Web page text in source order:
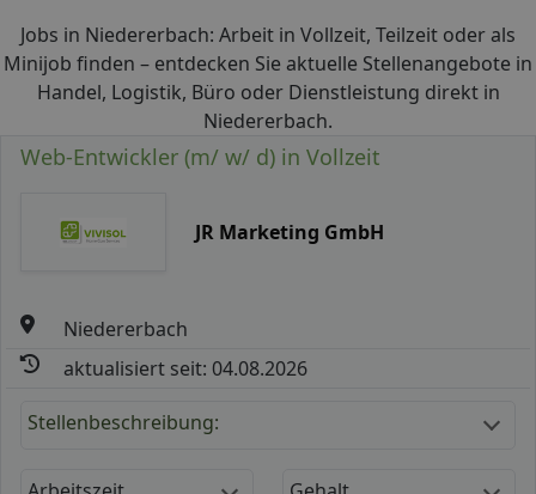
Jobs in Niedererbach: Arbeit in Vollzeit, Teilzeit oder als
Minijob finden – entdecken Sie aktuelle Stellenangebote in
Handel, Logistik, Büro oder Dienstleistung direkt in
Niedererbach.
Web-Entwickler (m/ w/ d) in Vollzeit
JR Marketing GmbH
Niedererbach
aktualisiert seit: 04.08.2026
Stellenbeschreibung: